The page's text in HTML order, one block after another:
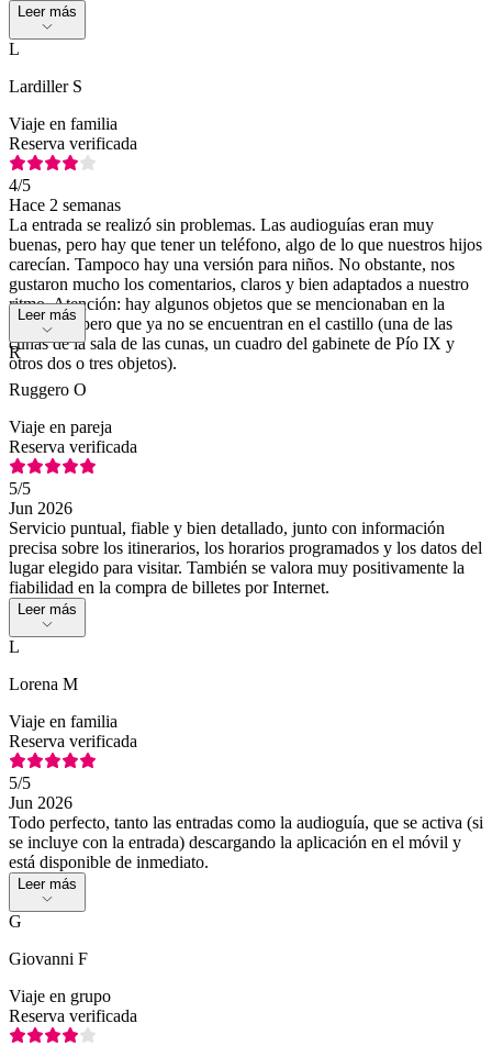
Leer más
L
Lardiller S
Viaje en familia
Reserva verificada
4/5
Hace 2 semanas
La entrada se realizó sin problemas. Las audioguías eran muy
buenas, pero hay que tener un teléfono, algo de lo que nuestros hijos
carecían. Tampoco hay una versión para niños. No obstante, nos
gustaron mucho los comentarios, claros y bien adaptados a nuestro
ritmo. Atención: hay algunos objetos que se mencionaban en la
audioguía pero que ya no se encuentran en el castillo (una de las
cunas de la sala de las cunas, un cuadro del gabinete de Pío IX y
otros dos o tres objetos).
Leer más
R
Ruggero O
Viaje en pareja
Reserva verificada
5/5
Jun 2026
Servicio puntual, fiable y bien detallado, junto con información
precisa sobre los itinerarios, los horarios programados y los datos del
lugar elegido para visitar. También se valora muy positivamente la
fiabilidad en la compra de billetes por Internet.
Leer más
L
Lorena M
Viaje en familia
Reserva verificada
5/5
Jun 2026
Todo perfecto, tanto las entradas como la audioguía, que se activa (si
se incluye con la entrada) descargando la aplicación en el móvil y
está disponible de inmediato.
Leer más
G
Giovanni F
Viaje en grupo
Reserva verificada